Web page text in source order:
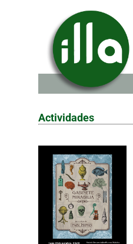
Actividades